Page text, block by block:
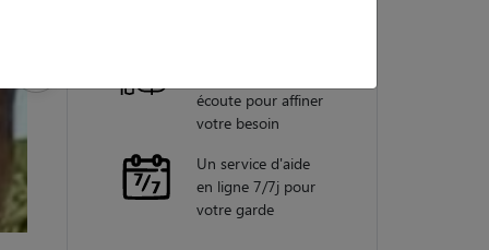
écoute pour affiner
votre besoin
Un service d'aide
en ligne 7/7j pour
votre garde